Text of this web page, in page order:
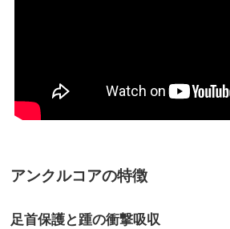
アンクルコアの特徴
足首保護と踵の衝撃吸収